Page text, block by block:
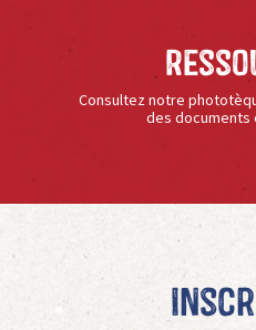
Consultez notre
des documents